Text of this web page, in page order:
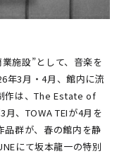
施設”として、音楽を
年3月・4月、館内に流
作は、The Estate of
、TOWA TEIが4月を
品群が、春の館内を静
にて坂本龍一の特別